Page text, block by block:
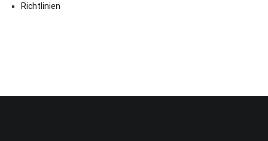
Richtlinien